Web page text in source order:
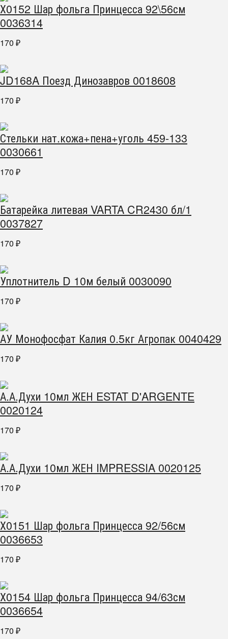
Х0152 Шар фольга Принцесса 92\56см
0036314
170 ₽
JD168A Поезд Динозавров 0018608
170 ₽
Стельки нат.кожа+пена+уголь 459-133
0030661
170 ₽
Батарейка литевая VARTA CR2430 бл/1
0037827
170 ₽
Уплотнитель D 10м белый 0030090
170 ₽
АУ Монофосфат Калия 0.5кг Агропак 0040429
170 ₽
А.А.Духи 10мл ЖЕН ESTAT D'ARGENTE
0020124
170 ₽
А.А.Духи 10мл ЖЕН IMPRESSIA 0020125
170 ₽
Х0151 Шар фольга Принцесса 92/56см
0036653
170 ₽
Х0154 Шар фольга Принцесса 94/63см
0036654
170 ₽